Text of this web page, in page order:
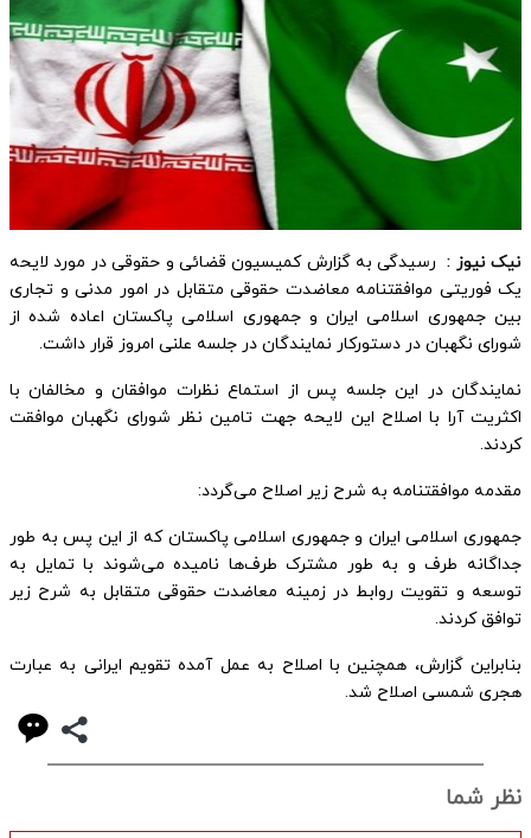
نیک نیوز : رسیدگی به گزارش کمیسیون قضائی و حقوقی در مورد لایحه
یک فوریتی موافقتنامه معاضدت حقوقی متقابل در امور مدنی و تجاری
بین جمهوری اسلامی ایران و جمهوری اسلامی پاکستان اعاده شده از
شورای نگهبان در دستورکار نمایندگان در جلسه علنی امروز قرار داشت.
نمایندگان در این جلسه پس از استماع نظرات موافقان و مخالفان با
اکثریت آرا با اصلاح این لایحه جهت تامین نظر شورای نگهبان موافقت
کردند.
مقدمه موافقتنامه به شرح زیر اصلاح می‌گردد:
جمهوری اسلامی ایران و جمهوری اسلامی پاکستان که از این پس به طور
جداگانه طرف و به طور مشترک طرف‌ها نامیده می‌شوند با تمایل به
توسعه و تقویت روابط در زمینه معاضدت حقوقی متقابل به شرح زیر
توافق کردند.
بنابراین گزارش، همچنین با اصلاح به عمل آمده تقویم ایرانی به عبارت
هجری شمسی اصلاح شد.
نظر شما